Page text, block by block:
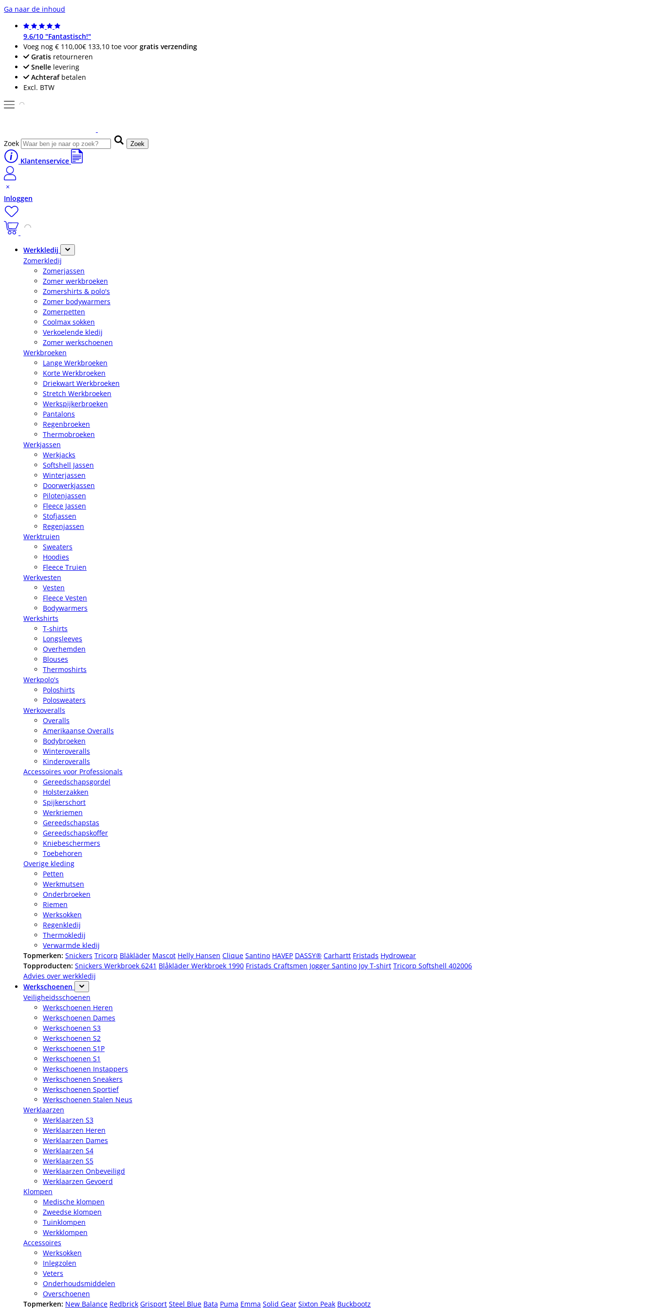
Ga naar de inhoud
9.6/10 "Fantastisch!"
Voeg nog € 110,00€ 133,10 toe voor gratis verzending
Gratis retourneren
Snelle levering
Achterafbetalen
Excl. BTW
Zoek Zoek
Klantenservice
Inloggen
Werkkledij
Zomerkledij
Zomerjassen
Zomer werkbroeken
Zomershirts & polo's
Zomer bodywarmers
Zomerpetten
Coolmax sokken
Verkoelende kledij
Zomer werkschoenen
Werkbroeken
Lange Werkbroeken
Korte Werkbroeken
Driekwart Werkbroeken
Stretch Werkbroeken
Werkspijkerbroeken
Pantalons
Regenbroeken
Thermobroeken
Werkjassen
Werkjacks
Softshell Jassen
Winterjassen
Doorwerkjassen
Pilotenjassen
Fleece Jassen
Stofjassen
Regenjassen
Werktruien
Sweaters
Hoodies
Fleece Truien
Werkvesten
Vesten
Fleece Vesten
Bodywarmers
Werkshirts
T-shirts
Longsleeves
Overhemden
Blouses
Thermoshirts
Werkpolo's
Poloshirts
Polosweaters
Werkoveralls
Overalls
Amerikaanse Overalls
Bodybroeken
Winteroveralls
Kinderoveralls
Accessoires voor Professionals
Gereedschapsgordel
Holsterzakken
Spijkerschort
Werkriemen
Gereedschapstas
Gereedschapskoffer
Kniebeschermers
Toebehoren
Overige kleding
Petten
Werkmutsen
Onderbroeken
Riemen
Werksokken
Regenkledij
Thermokledij
Verwarmde kledij
Topmerken: Snickers Tricorp Bläkläder Mascot Helly Hansen Clique Santino HAVEP DASSY® Carhartt Fristads Hydrowear
Topproducten: Snickers Werkbroek 6241 Blåkläder Werkbroek 1990 Fristads Craftsmen Jogger Santino Joy T-shirt Tricorp Softshell 402006
Advies over werkkledij
Werkschoenen
Veiligheidsschoenen
Werkschoenen Heren
Werkschoenen Dames
Werkschoenen S3
Werkschoenen S2
Werkschoenen S1P
Werkschoenen S1
Werkschoenen Instappers
Werkschoenen Sneakers
Werkschoenen Sportief
Werkschoenen Stalen Neus
Werklaarzen
Werklaarzen S3
Werklaarzen Heren
Werklaarzen Dames
Werklaarzen S4
Werklaarzen S5
Werklaarzen Onbeveiligd
Werklaarzen Gevoerd
Klompen
Medische klompen
Zweedse klompen
Tuinklompen
Werkklompen
Accessoires
Werksokken
Inlegzolen
Veters
Onderhoudsmiddelen
Overschoenen
Topmerken: New Balance Redbrick Grisport Steel Blue Bata Puma Emma Solid Gear Sixton Peak Buckbootz